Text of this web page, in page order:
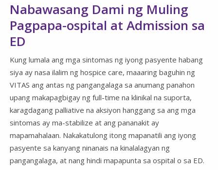
Nabawasang Dami ng Muling
Pagpapa-ospital at Admission sa
ED
Kung lumala ang mga sintomas ng iyong pasyente habang
siya ay nasa ilalim ng hospice care, maaaring baguhin ng
VITAS ang antas ng pangangalaga sa anumang panahon
upang makapagbigay ng full-time na klinikal na suporta,
karagdagang palliative na aksiyon hanggang sa ang mga
sintomas ay ma-stabilize at ang pananakit ay
mapamahalaan. Nakakatulong itong mapanatili ang iyong
pasyente sa kanyang ninanais na kinalalagyan ng
pangangalaga, at nang hindi mapapunta sa ospital o sa ED.